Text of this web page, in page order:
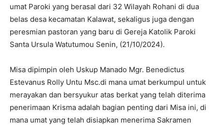
umat Paroki yang berasal dari 32 Wilayah Rohani di dua
belas desa kecamatan Kalawat, sekaligus juga dengan
peresmian pastoran yang baru di Gereja Katolik Paroki
Santa Ursula Watutumou Senin, (21/10/2024).
Misa dipimpin oleh Uskup Manado Mgr. Benedictus
Estevanus Rolly Untu Msc.di mana umat berkumpul untuk
merayakan dan bersyukur atas berkat yang telah diterima
penerimaan Krisma adalah bagian penting dari Misa ini, di
mana umat yang telah disiapkan menerima Sakramen